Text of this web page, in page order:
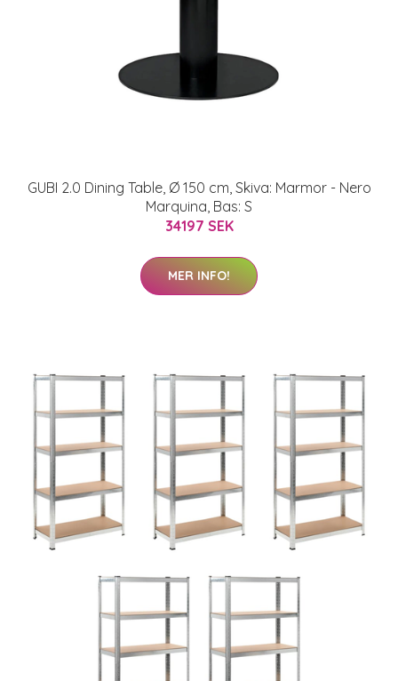
GUBI 2.0 Dining Table, Ø 150 cm, Skiva: Marmor - Nero
Marquina, Bas: S
34197 SEK
MER INFO!